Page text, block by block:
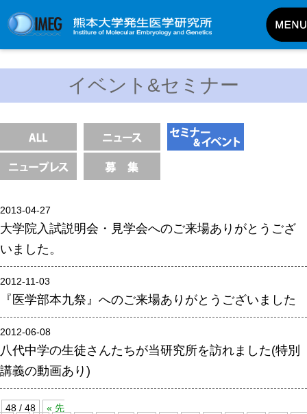
基本目標と基本方針
発生研の歴史
外部評価
パンフレット
研究不正防止対策
災害対策
男女共同参画事業
年報
関連リンク
研究分野紹介
イベント&セミナー
2013-04-27
大学院入試説明会・見学会へのご来場ありがとうござ
いました。
2012-11-03
『医学部本九祭』へのご来場ありがとうございました
2012-06-08
八代中学の生徒さんたちが当研究所を訪れました(特別
講義の動画あり)
48 / 48
« 先